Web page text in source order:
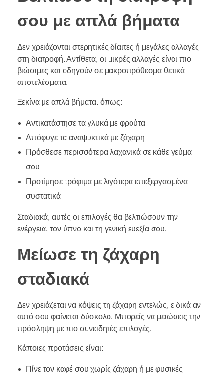
σου με απλά βήματα
Δεν χρειάζονται στερητικές δίαιτες ή μεγάλες αλλαγές
στη διατροφή. Αντίθετα, οι μικρές αλλαγές είναι πιο
βιώσιμες και οδηγούν σε μακροπρόθεσμα θετικά
αποτελέσματα.
Ξεκίνα με απλά βήματα, όπως:
Αντικατάστησε τα γλυκά με φρούτα
Απόφυγε τα αναψυκτικά με ζάχαρη
Πρόσθεσε περισσότερα λαχανικά σε κάθε γεύμα
σου
Προτίμησε τρόφιμα με λιγότερα επεξεργασμένα
συστατικά
Σταδιακά, αυτές οι επιλογές θα βελτιώσουν την
ενέργεια, τον ύπνο και τη γενική ευεξία σου.
Μείωσε τη ζάχαρη
σταδιακά
Δεν χρειάζεται να κόψεις τη ζάχαρη εντελώς, ειδικά αν
αυτό σου φαίνεται δύσκολο. Μπορείς να μειώσεις την
πρόσληψη με πιο συνειδητές επιλογές.
Κάποιες προτάσεις είναι:
Πίνε τον καφέ σου χωρίς ζάχαρη ή με φυσικές